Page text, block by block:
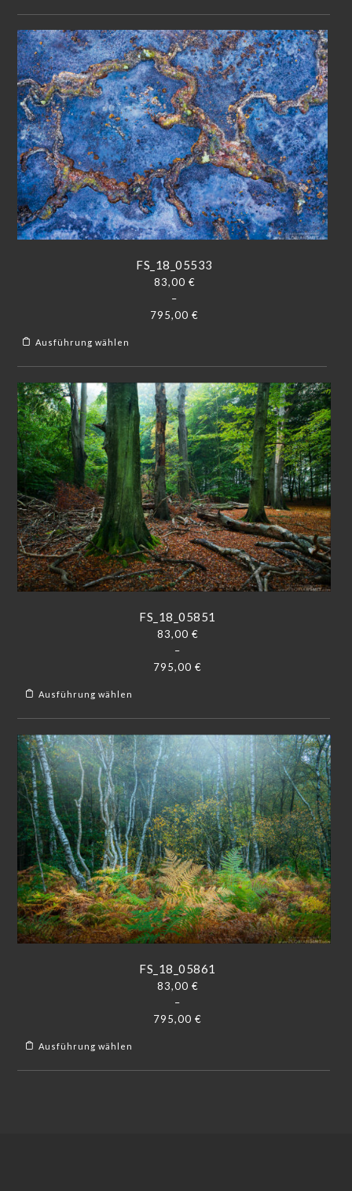
FS_18_05533
83,00 €
–
795,00€
Ausführung wählen
FS_18_05851
83,00 €
–
795,00 €
Ausführung wählen
FS_18_05861
83,00 €
–
795,00 €
Ausführung wählen